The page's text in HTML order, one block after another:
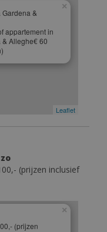
Gardena &
appartement in
& Alleghe€ 60
×
Leaflet
(prijzen inclusief
(prijzen
×